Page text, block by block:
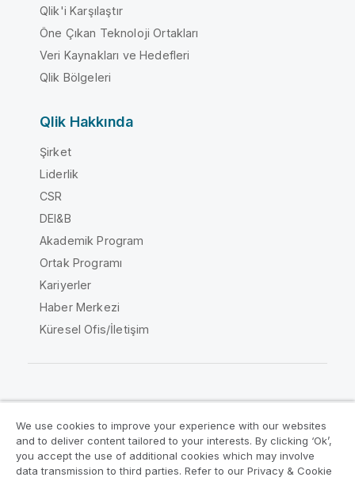
Qlik'i Karşılaştır
Öne Çıkan Teknoloji Ortakları
Veri Kaynakları ve Hedefleri
Qlik Bölgeleri
Qlik Hakkında
Şirket
Liderlik
CSR
DEI&B
Akademik Program
Ortak Programı
Kariyerler
Haber Merkezi
Küresel Ofis/İletişim
Yasal sözleşmeler
Ürün Koşulları
Legal Policies
Legal Policies
We use cookies to improve your experience with our websites
and to deliver content tailored to your interests. By clicking ‘Ok’,
you accept the use of additional cookies which may involve
data transmission to third parties. Refer to our Privacy & Cookie